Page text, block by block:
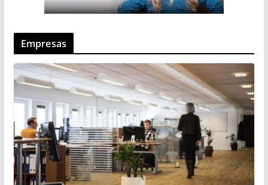
Empresas